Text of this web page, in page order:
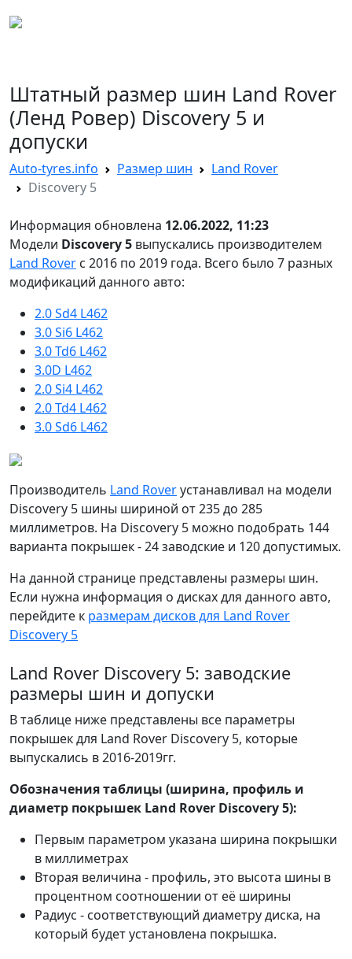
Штатный размер шин Land Rover
(Ленд Ровер) Discovery 5 и
допуски
Auto-tyres.info Размер шин
Land Rover
Discovery 5
Информация обновлена 12.06.2022, 11:23
Модели Discovery 5 выпускались производителем
Land Rover с 2016 по 2019 года. Всего было 7 разных
модификаций данного авто:
2.0 Sd4 L462
3.0 Si6 L462
3.0 Td6 L462
3.0D L462
2.0 Si4 L462
2.0 Td4 L462
3.0 Sd6 L462
Производитель Land Roverустанавливал на модели
Discovery 5 шины шириной от 235 до 285
миллиметров. На Discovery 5 можно подобрать 144
варианта покрышек - 24 заводские и 120 допустимых.
На данной странице представлены размеры шин.
Если нужна информация о дисках для данного авто,
перейдите к размерам дисков для Land Rover
Discovery 5
Land Rover Discovery 5: заводские
размеры шин и допуски
В таблице ниже представлены все параметры
покрышек для Land Rover Discovery 5, которые
выпускались в 2016-2019гг.
Обозначения таблицы (ширина, профиль и
диаметр покрышек Land Rover Discovery 5):
Первым параметром указана ширина покрышки
в миллиметрах
Вторая величина - профиль, это высота шины в
процентном соотношении от её ширины
Радиус - соответствующий диаметру диска, на
который будет установлена покрышка.